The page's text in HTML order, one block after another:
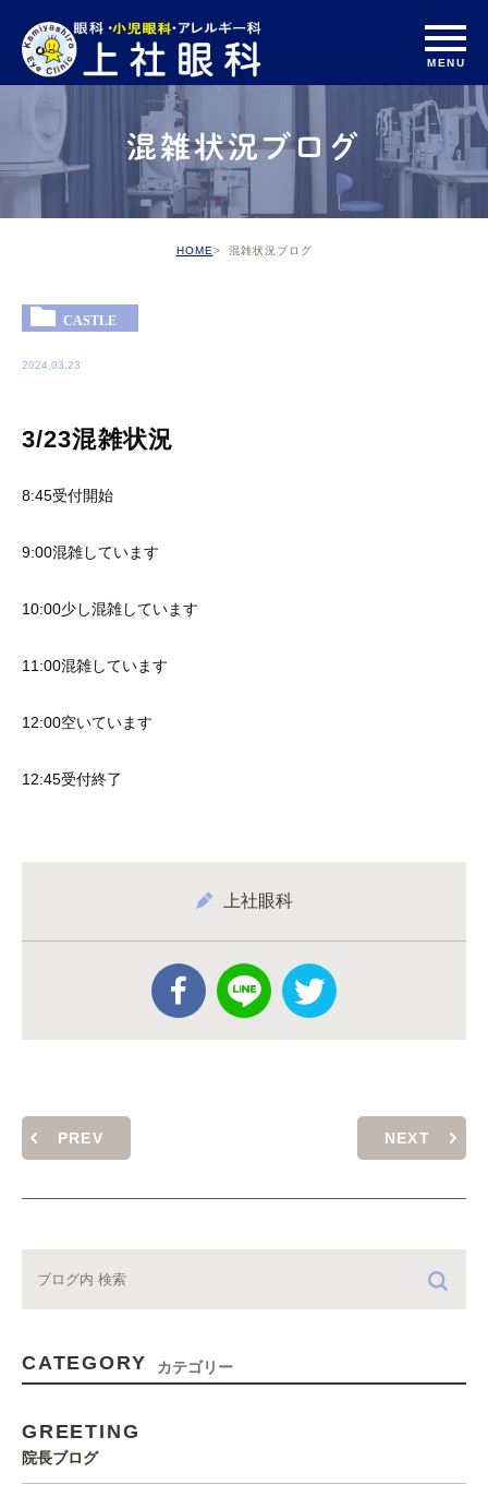
混雑状況ブログ
HOME 混雑状況ブログ
CASTLE
2024.03.23
3/23混雑状況
8:45受付開始
9:00混雑しています
10:00少し混雑しています
11:00混雑しています
12:00空いています
12:45受付終了
上社眼科
PREV NEXT
CATEGORY カテゴリー
GREETING
院長ブログ